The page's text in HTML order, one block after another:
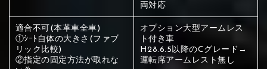
メイン生地は下記16種類からご選択ください。
赤く塗られている部分にカラ
ー選択ください
赤く塗られている場所を選択
両対応
適合不可(本革車全車)
①ｼｰﾄ自体の大きさ(ファブ
リック比較)
②指定の固定方法が取れな
オプション大型アームレス
ト付き車
H28.6.5以降のCグレード→
運転席アームレスト無し